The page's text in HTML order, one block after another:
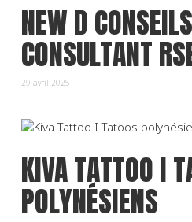
NEW D
CONSULTANT
29 avril 2025
KIVA TATTOO I
POLYNÉSIENS